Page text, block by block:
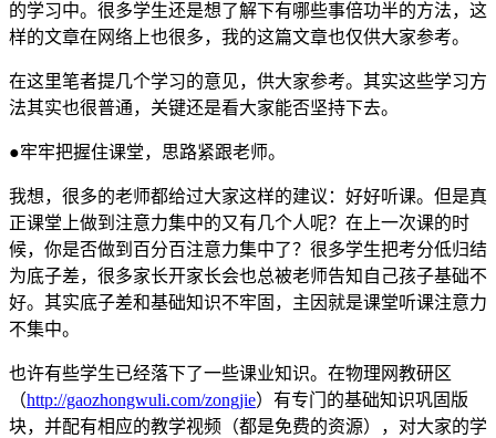
的学习中。很多学生还是想了解下有哪些事倍功半的方法，这
样的文章在网络上也很多，我的这篇文章也仅供大家参考。
在这里笔者提几个学习的意见，供大家参考。其实这些学习方
法其实也很普通，关键还是看大家能否坚持下去。
●牢牢把握住课堂，思路紧跟老师。
我想，很多的老师都给过大家这样的建议：好好听课。但是真
正课堂上做到注意力集中的又有几个人呢？在上一次课的时
候，你是否做到百分百注意力集中了？很多学生把考分低归结
为底子差，很多家长开家长会也总被老师告知自己孩子基础不
好。其实底子差和基础知识不牢固，主因就是课堂听课注意力
不集中。
也许有些学生已经落下了一些课业知识。在物理网教研区
（http://gaozhongwuli.com/zongjie）有专门的基础知识巩固版
块，并配有相应的教学视频（都是免费的资源），对大家的学